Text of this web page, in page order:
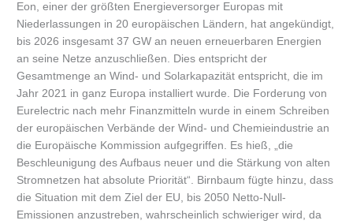
Eon, einer der größten Energieversorger Europas mit
Niederlassungen in 20 europäischen Ländern, hat angekündigt,
bis 2026 insgesamt 37 GW an neuen erneuerbaren Energien
an seine Netze anzuschließen. Dies entspricht der
Gesamtmenge an Wind- und Solarkapazität entspricht, die im
Jahr 2021 in ganz Europa installiert wurde. Die Forderung von
Eurelectric nach mehr Finanzmitteln wurde in einem Schreiben
der europäischen Verbände der Wind- und Chemieindustrie an
die Europäische Kommission aufgegriffen. Es hieß, „die
Beschleunigung des Aufbaus neuer und die Stärkung von alten
Stromnetzen hat absolute Priorität“. Birnbaum fügte hinzu, dass
die Situation mit dem Ziel der EU, bis 2050 Netto-Null-
Emissionen anzustreben, wahrscheinlich schwieriger wird, da